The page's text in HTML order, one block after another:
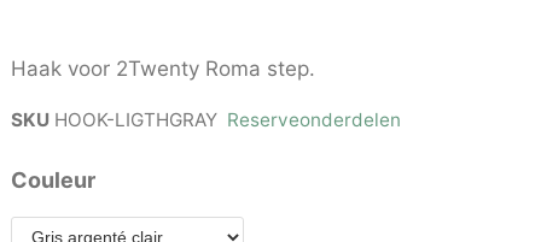
Haak voor 2Twenty Roma step.
SKU HOOK-LIGTHGRAY Reserveonderdelen
Couleur